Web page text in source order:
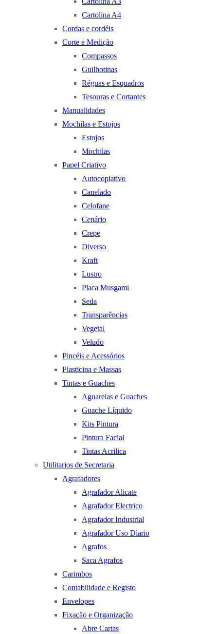
Cartolina A4
Cordas e cordéis
Corte e Medição
Compassos
Guilhotinas
Réguas e Esquadros
Tesouras e Cortantes
Manualidades
Mochilas e Estojos
Estojos
Mochilas
Papel Criativo
Autocopiativo
Canelado
Celofane
Cenário
Crepe
Diverso
Kraft
Lustro
Placa Musgami
Seda
Transparências
Vegetal
Veludo
Pincéis e Acessórios
Plasticina e Massas
Tintas e Guaches
Aguarelas e Guaches
Guache Líquido
Kits Pintura
Pintura Facial
Tintas Acrilica
Utilitarios de Secretaria
Agrafadores
Agrafador Alicate
Agrafador Electrico
Agrafador Industrial
Agrafador Uso Diario
Agrafos
Saca Agrafos
Carimbos
Contabilidade e Registo
Envelopes
Fixação e Organização
Abre Cartas